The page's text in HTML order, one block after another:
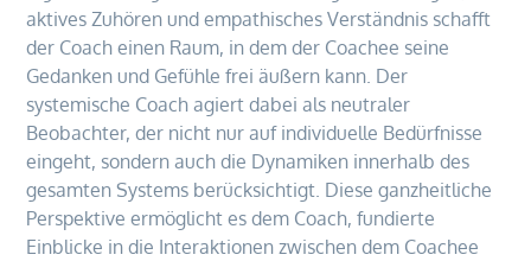
aktives Zuhören und empathisches Verständnis schafft
der Coach einen Raum, in dem der Coachee seine
Gedanken und Gefühle frei äußern kann. Der
systemische Coach agiert dabei als neutraler
Beobachter, der nicht nur auf individuelle Bedürfnisse
eingeht, sondern auch die Dynamiken innerhalb des
gesamten Systems berücksichtigt. Diese ganzheitliche
Perspektive ermöglicht es dem Coach, fundierte
Einblicke in die Interaktionen zwischen dem Coachee